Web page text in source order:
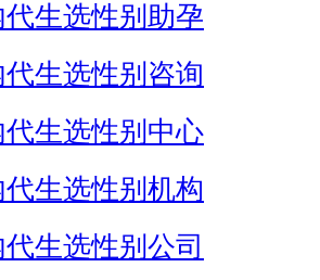
代生选性别助孕
代生选性别咨询
代生选性别中心
代生选性别机构
代生选性别公司